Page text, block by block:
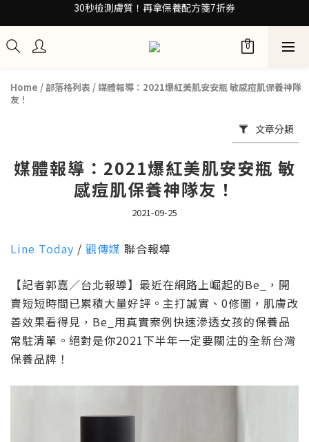
30秒檢測膚質！再拿保養配方箋7折券
加入Be友！獲取0元試用包
訂閱100+計畫 當筆即享8折優惠
Home / 部落格列表 / 媒體報導：2021爆紅美肌安安瓶 敏感痘肌保養神隊
友！
文章分類
媒體報導：2021爆紅美肌安安瓶 敏
感痘肌保養神隊友！
2021-09-25
Line Today / 觀傳媒 聯合報導
【記者郭嘉／台北報導】最近在網路上崛起的Be_，開
賣短短時間已累積大量好評。主打誠實、0修圖，肌膚改
善效果看得見，Be_用真實案例快速滲透女孩的保養品
常駐清單。絕對是你2021下半年一定要關注的全新台灣
保養品牌！